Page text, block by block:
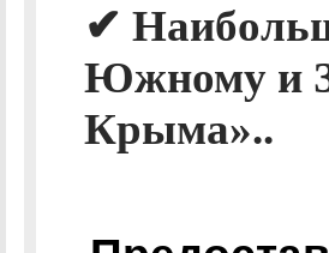
✔
Южному и
Крыма»..